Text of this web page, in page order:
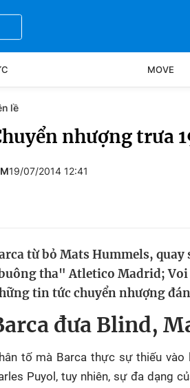
MOVE
lề
nhượng trưa
19/07/2014 12:41
từ bỏ Mats Hummels,
tha" Atletico Madrid; Voi
tin tức chuyển nhượng
đưa Blind,
tố mà Barca thực sự thiếu
Puyol, tuy nhiên, sự đa dạng